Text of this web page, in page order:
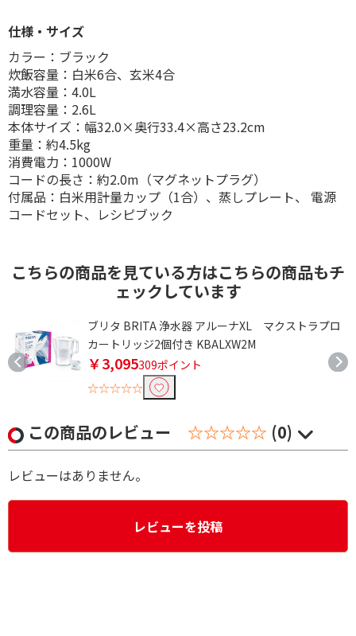
仕様・サイズ
カラー：ブラック
炊飯容量：白米6合、玄米4合
満水容量：4.0L
調理容量：2.6L
本体サイズ：幅32.0×奥行33.4×高さ23.2cm
重量：約4.5kg
消費電力：1000W
コードの長さ：約2.0m（マグネットプラグ）
付属品：白米用計量カップ（1合）、蒸しプレート、 電源
コードセット、レシピブック
こちらの商品を見ている方はこちらの商品もチ
ェックしています
ブリタ BRITA 浄水器 アルーナXL マクストラプロ
カートリッジ2個付き KBALXW2M
￥3,095309ポイント
☆☆☆☆☆
この商品のレビュー ☆☆☆☆☆ (0)
レビューはありません。
レビューを投稿